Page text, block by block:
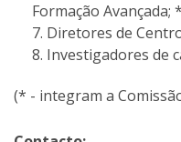
Formação Avançada; *
Diretores de
Investigadores de
(* - integram a